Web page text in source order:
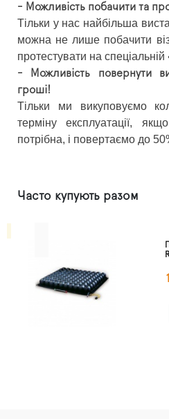
- Можливість побачити та
Тільки у нас найбільша
можна не лише побачити
протестувати на спеціальній
- Можливість повернути
гроші!
Тільки ми викуповуємо
терміну експлуатації,
потрібна, і повертаємо до
Часто купують разом